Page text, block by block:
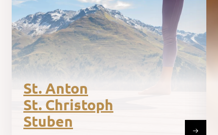
St. Anton
St. Christoph
Stuben